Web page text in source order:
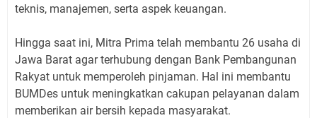
teknis, manajemen, serta aspek keuangan.
Hingga saat ini, Mitra Prima telah membantu 26 usaha di
Jawa Barat agar terhubung dengan Bank Pembangunan
Rakyat untuk memperoleh pinjaman. Hal ini membantu
BUMDes untuk meningkatkan cakupan pelayanan dalam
memberikan air bersih kepada masyarakat.